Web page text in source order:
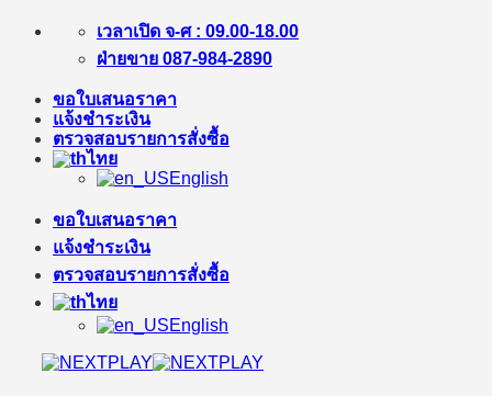
ข้าม
เนื้อหา
เวลาเปิด จ-ศ : 09.00-18.00
ฝ่ายขาย 087-984-2890
ขอใบเสนอราคา
แจ้งชำระเงิน
ตรวจสอบรายการสั่งซื้อ
ไทย
English
ขอใบเสนอราคา
แจ้งชำระเงิน
ตรวจสอบรายการสั่งซื้อ
ไทย
English